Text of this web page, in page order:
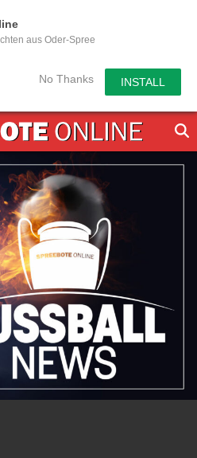
aus Oder-Spree
No Thanks INSTALL